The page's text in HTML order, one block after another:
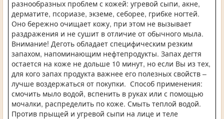
разнообразных проблем с кожей: угревой сыпи, акне,
дерматите, псориазе, экземе, себорее, грибке ногтей.
Оно бережно очищает кожу, при этом не вызывает
раздражения и не сушит в отличие от обычного мыла.
Внимание! Деготь обладает специфическим резким
запахом, напоминающим нефтепродукты. Запах дегтя
остается на коже не дольше 10 минут, но если Вы из тех,
для кого запах продукта важнее его полезных свойств –
лучше воздержаться от покупки. Способ применения:
смочить мыло водой, вспенить в руках или с помощью
мочалки, распределить по коже. Смыть теплой водой.
Против прыщей и угревой сыпи на лице и теле